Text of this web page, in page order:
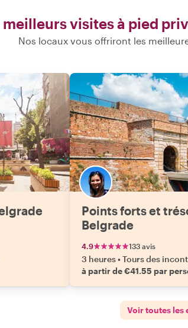
meilleurs visites à pied
Nos locaux vous offriront les
Points forts et
Belgrade
4.9 133 avis
3 heures•Tours des
à partir de €41.55 par
Voir toutes les